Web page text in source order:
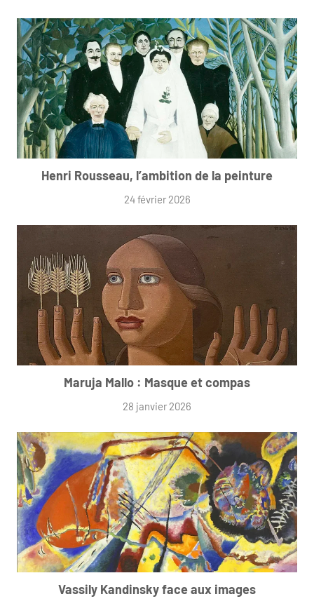
Henri Rousseau, l’ambition de la peinture
24 février 2026
Maruja Mallo : Masque et compas
28 janvier 2026
Vassily Kandinsky face aux images